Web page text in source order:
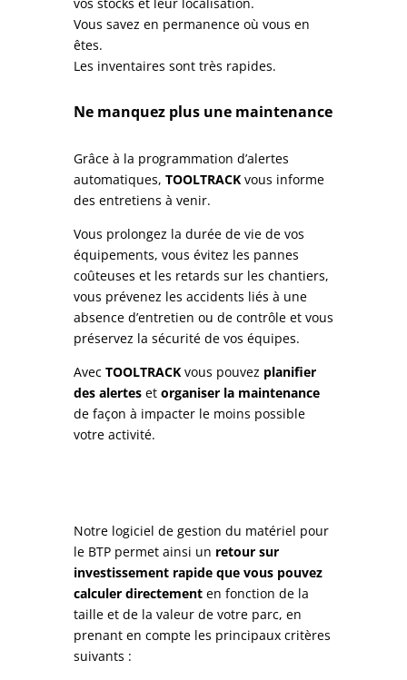
Vous savez en permanence où vous en
êtes.
Les inventaires sont très rapides.
Ne manquez plus une maintenance
Grâce à la programmation d’alertes
automatiques, TOOLTRACKvous informe
des entretiens à venir.
Vous prolongez la durée de vie de vos
équipements, vous évitez les pannes
coûteuses et les retards sur les chantiers,
vous prévenez les accidents liés à une
absence d’entretien ou de contrôle et vous
préservez la sécurité de vos équipes.
Avec TOOLTRACKvous pouvez planifier
des alerteset organiser la maintenance
de façon à impacter le moins possible
votre activité.
Notre logiciel de gestion du matériel pour
le BTP permet ainsi un retour sur
investissement rapide que vous pouvez
calculer directementen fonction de la
taille et de la valeur de votre parc, en
prenant en compte les principaux critères
suivants :